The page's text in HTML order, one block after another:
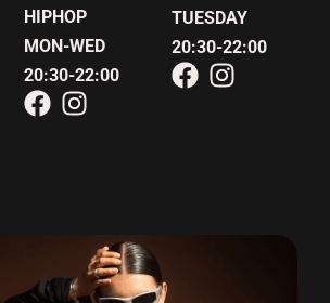
HIPHOP
MON-WED
20:30-22:00
TUESDAY
20:30-22:00